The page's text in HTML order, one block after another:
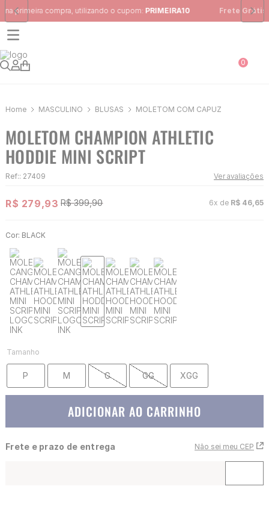
Frete Grátispara região Sudeste em pedidos acima de R$ 399,00
0
MASCULINO BLUSAS MOLETOM COM CAPUZ
MOLETOM CHAMPION ATHLETIC
HODDIE MINI SCRIPT
Ref:: 27409 Ver avaliações
R$ 279,93 R$ 399,90 6x de R$ 46 65
Cor: BLACK
Tamanho
P M G GG XGG
ADICIONAR AO CARRINHO
Frete e prazo de entrega Não sei meu CEP